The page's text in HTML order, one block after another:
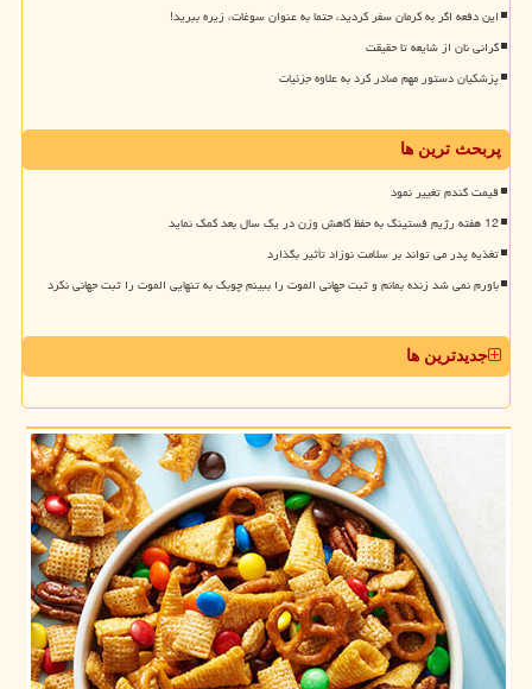
این دفعه اگر به کرمان سفر کردید، حتما به عنوان سوغات، زیره ببرید!
گرانی نان از شایعه تا حقیقت
پزشکیان دستور مهم صادر کرد به علاوه جزئیات
پربحث ترین ها
قیمت گندم تغییر نمود
12 هفته رژیم فستینگ به حفظ کاهش وزن در یک سال بعد کمک نماید
تغذیه پدر می تواند بر سلامت نوزاد تأثیر بگذارد
باورم نمی شد زنده بمانم و ثبت جهانی الموت را ببینم چوبک به تنهایی الموت را ثبت جهانی نکرد
جدیدترین ها